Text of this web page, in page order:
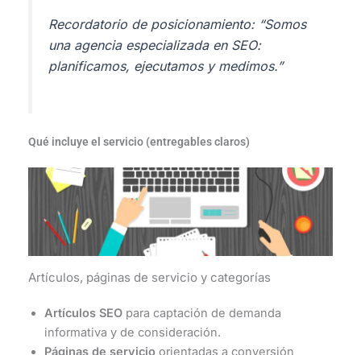
Recordatorio de posicionamiento: “Somos
una agencia especializada en SEO:
planificamos, ejecutamos y medimos.”
Qué incluye el servicio (entregables claros)
Artículos, páginas de servicio y categorías
Artículos SEOpara captación de demanda
informativa y de consideración.
Páginas de servicioorientadas a conversión